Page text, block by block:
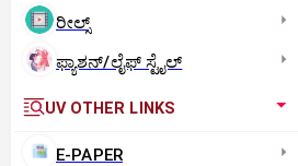
ರೀಲ್ಸ್
ಫ್ಯಾಶನ್/ಲೈಫ್‌ ಸ್ಟೈಲ್
UV OTHER LINKS
E-PAPER